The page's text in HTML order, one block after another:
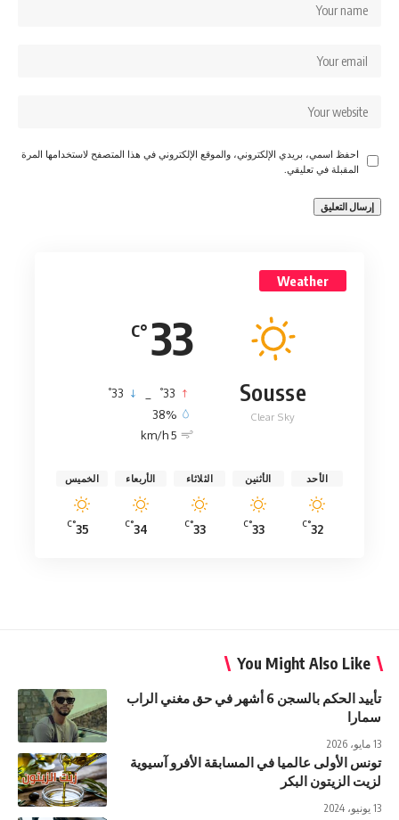
احفظ اسمي، بريدي الإلكتروني، والموقع الإلكتروني في هذا المتصفح لاستخدامها المرة
المقبلة في تعليقي.
Weather
33
°C
Sousse
Clear Sky
33
°
33
°
38%
5 km/h
الأحد
32
°C
الأثنين
33
°C
الثلاثاء
33
°C
الأربعاء
34
°C
الخميس
35
°C
You Might Also Like
تأييد الحكم بالسجن 6 أشهر في حق مغني الراب
سمارا
13 مايو، 2026
تونس الأولى عالميا في المسابقة الأفرو آسيوية
لزيت الزيتون البكر
13 يونيو، 2024